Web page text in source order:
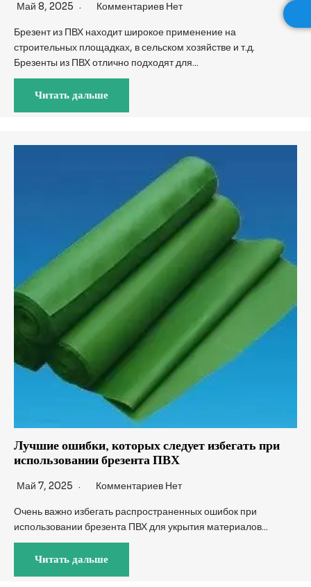
Май 8, 2025 Комментариев Нет
Брезент из ПВХ находит широкое применение на
строительных площадках, в сельском хозяйстве и т.д.
Брезенты из ПВХ отлично подходят для...
Читать дальше
Лучшие ошибки, которых следует избегать при
использовании брезента ПВХ
Май 7, 2025 Комментариев Нет
Очень важно избегать распространенных ошибок при
использовании брезента ПВХ для укрытия материалов...
Читать дальше